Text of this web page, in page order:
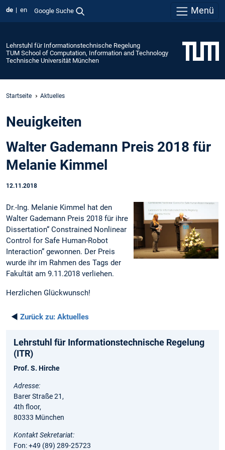
de en Google Suche Menü
Lehrstuhl für Informationstechnische Regelung
TUM School of Computation, Information and Technology
Technische Universität München
Startseite Aktuelles
Neuigkeiten
Walter Gademann Preis 2018 für
Melanie Kimmel
12.11.2018
Dr.-Ing. Melanie Kimmel hat den
Walter Gademann Preis 2018 für ihre
Dissertation“ Constrained Nonlinear
Control for Safe Human-Robot
Interaction“ gewonnen. Der Preis
wurde ihr im Rahmen des Tags der
Fakultät am 9.11.2018 verliehen.
Herzlichen Glückwunsch!
◄ Zurück zu: Aktuelles
Lehrstuhl für Informationstechnische Regelung
(ITR)
Prof. S. Hirche
Adresse:
Barer Straße 21,
4th floor,
80333 München
Kontakt Sekretariat:
Fon: +49 (89) 289-25723